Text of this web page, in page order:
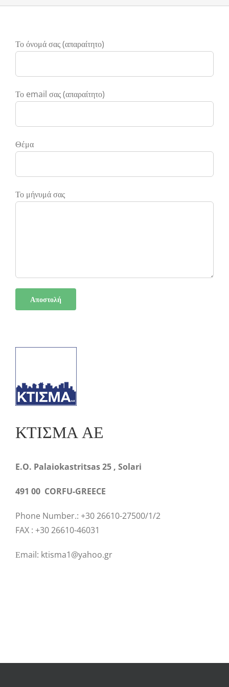
Το όνομά σας (απαραίτητο)
Το email σας (απαραίτητο)
Θέμα
Το μήνυμά σας
ΚΤΙΣΜΑ ΑΕ
E.O. Palaiokastritsas 25 , Solari
491 00 CORFU-GREECE
Phone Number.: +30 26610-27500/1/2
FAX : +30 26610-46031
Εmail: ktisma1@yahoo.gr